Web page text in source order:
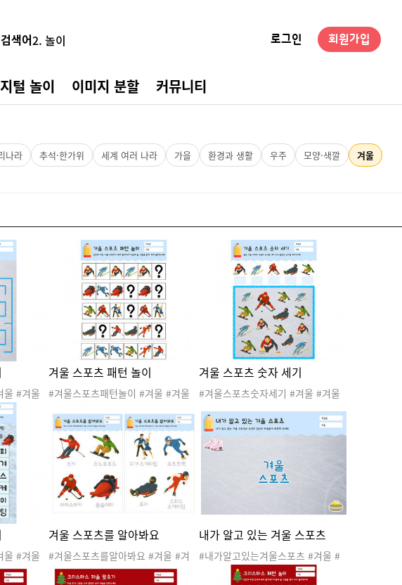
색어3. 바다
6. 수박
7. 여름환경구성
10. 수영장
1. 여름
로그인 회원가입
털 놀이 이미지 분할 커뮤니티
나라 추석·한가위 세계 여러 나라 가을 환경과 생활 우주 모양·색깔
겨울
울 #겨울
#동계올
#겨울활
겨울 스포츠 패턴 놀이
#겨울스포츠패턴놀이 #겨울 #겨울
림픽 #겨울도안 #겨울자료 #겨울활
동지 #패턴놀이 #수조작활동 #겨울
스포츠활동지
겨울 스포츠 숫자 세기
#겨울스포츠숫자세기 #겨울 #겨울
림픽 #겨울도안 #겨울자료 #겨울활
동지 #수세기 #수활동 #숫자세기 #
겨울스포츠활동지
울 #겨울
#동계올
겨울 스포츠를 알아봐요
#겨울스포츠를알아봐요 #겨울 #겨
울스포츠 #겨울놀이 #스포츠 #동계
내가 알고 있는 겨울 스포츠
#내가알고있는겨울스포츠 #겨울 #
겨울스포츠 #겨울놀이 #스포츠 #동